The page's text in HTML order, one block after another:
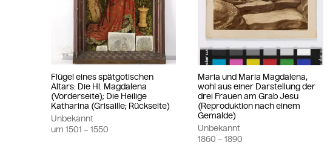
Flügel eines spätgotischen
Altars: Die Hl. Magdalena
(Vorderseite); Die Heilige
Katharina (Grisaille; Rückseite)
Unbekannt
um 1501 – 1550
Maria und Maria Magdalena,
wohl aus einer Darstellung der
drei Frauen am Grab Jesu
(Reproduktion nach einem
Gemälde)
Unbekannt
1860 – 1890